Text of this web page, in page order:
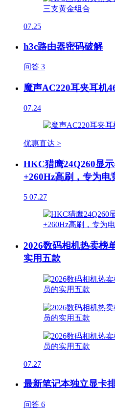
07.25
h3c路由器密码破解
问答 3
魔声AC220耳夹耳机
07.24
优惠直达 >
HKC猎鹰24Q260显
+260Hz高刷，专为电
5 07.27
2026数码相机热卖榜
实用五款
07.27
最新笔记本独立显卡
问答 6